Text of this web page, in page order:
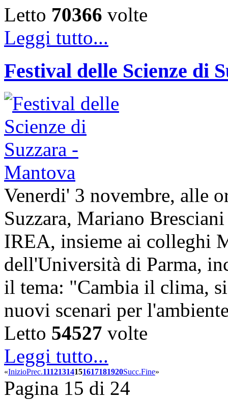
Letto 70366 volte
Leggi tutto...
Festival delle Scienze di
Venerdi' 3 novembre, alle
Suzzara, Mariano
IREA, insieme ai colleghi
dell'Università di Parma,
il tema: "Cambia il clima,
nuovi scenari per
Letto 54527 volte
Leggi tutto...
«InizioPrec.11121314151617181920Succ.Fine»
Pagina 15 di 24